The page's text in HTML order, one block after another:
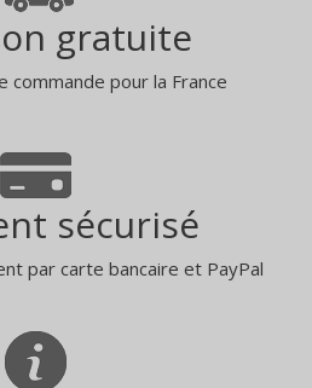
gratuite
commande pour la France
sécurisé
par carte bancaire et PayPal